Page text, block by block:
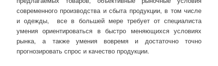
современного производства и сбыта продукции, в том числе
и одежды, все в большей мере требует от специалиста
умения ориентироваться в быстро меняющихся условиях
рынка, а также умения вовремя и достаточно точно
прогнозировать спрос и качество продукции.